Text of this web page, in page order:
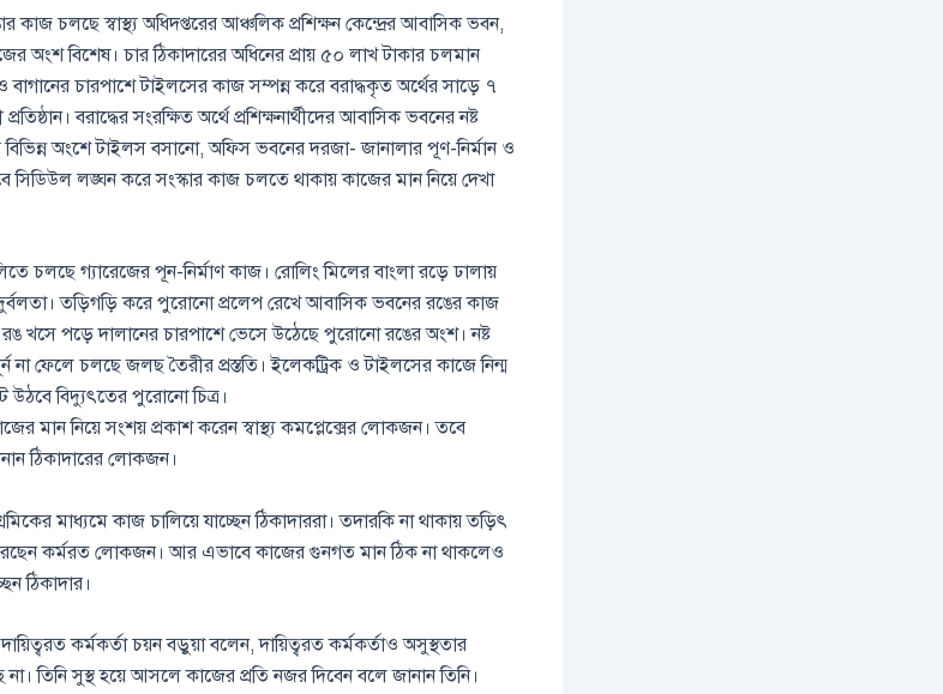
কাজ চলছে স্বাস্থ্য অধিদপ্তরের আঞ্চলিক প্রশিক্ষন কেন্দ্রের আবাসিক ভবন,
অংশ বিশেষ। চার ঠিকাদারের অধিনের প্রায় ৫০ লাখ টাকার চলমান
বাগানের চারপাশে টাইলসের কাজ সম্পন্ন করে বরাদ্ধকৃত অর্থের সাড়ে ৭
বরাদ্ধের সংরক্ষিত অর্থে প্রশিক্ষনার্থীদের আবাসিক ভবনের নষ্ট
অংশে টাইলস বসানো, অফিস ভবনের দরজা- জানালার পূণ-নির্মান ও
লঙ্ঘন করে সংস্কার কাজ চলতে থাকায় কাজের মান নিয়ে দেখা
চলছে গ্যারেজের পূন-নির্মাণ কাজ। রোলিং মিলের বাংলা রড়ে ঢালায়
দুর্বলতা। তড়িগড়ি করে পুরোনো প্রলেপ রেখে আবাসিক ভবনের রঙের কাজ
খসে পড়ে দালানের চারপাশে ভেসে উঠেছে পুরোনো রঙের অংশ। নষ্ট
ফেলে চলছে জলছ তৈরীর প্রস্ততি। ইলেকট্রিক ও টাইলসের কাজে নিন্ম
বিদ্যুৎতের পুরোনো চিত্র।
মান নিয়ে সংশয় প্রকাশ করেন স্বাস্থ্য কমপ্লেক্সের লোকজন। তবে
ঠিকাদারের লোকজন।
মাধ্যমে কাজ চালিয়ে যাচ্ছেন ঠিকাদাররা। তদারকি না থাকায় তড়িৎ
কর্মরত লোকজন। আর এভাবে কাজের গুনগত মান ঠিক না থাকলেও
ঠিকাদার।
কর্মকর্তা চয়ন বড়ুয়া বলেন, দায়িত্বরত কর্মকর্তাও অসুস্থতার
তিনি সুস্থ হয়ে আসলে কাজের প্রতি নজর দিবেন বলে জানান তিনি।